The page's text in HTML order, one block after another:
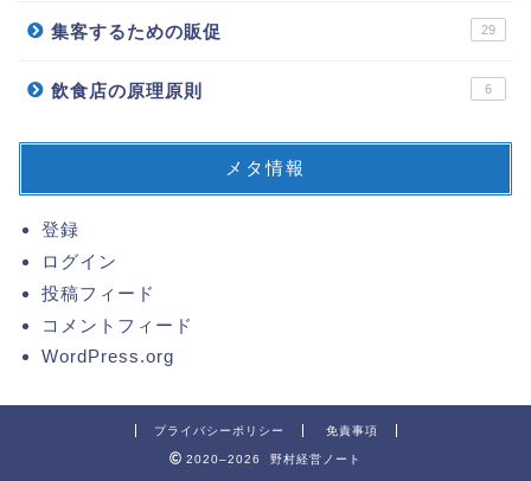
集客するための販促 29
飲食店の原理原則 6
メタ情報
登録
ログイン
投稿フィード
コメントフィード
WordPress.org
プライバシーポリシー 免責事項
2020–2026 野村経営ノート